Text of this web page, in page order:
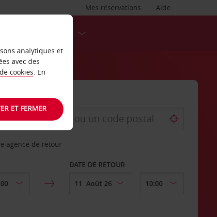
Aide
Mes réservations
agence de retour
DATE DE RETOUR
analytiques et
avec des
cookies. En
ET FERMER